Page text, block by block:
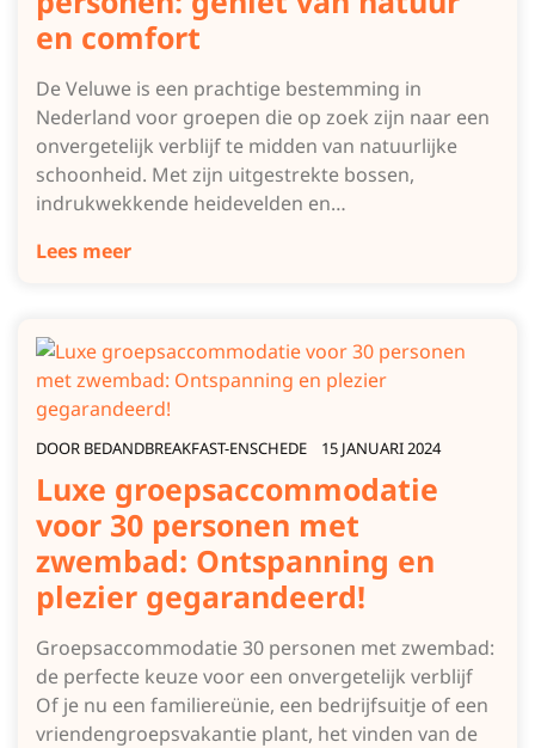
en comfort
De Veluwe is een prachtige bestemming in
Nederland voor groepen die op zoek zijn naar een
onvergetelijk verblijf te midden van natuurlijke
schoonheid. Met zijn uitgestrekte bossen,
indrukwekkende heidevelden en…
Lees meer
DOOR BEDANDBREAKFAST-ENSCHEDE 15 JANUARI 2024
Luxe groepsaccommodatie
voor 30 personen met
zwembad: Ontspanning en
plezier gegarandeerd!
Groepsaccommodatie 30 personen met zwembad:
de perfecte keuze voor een onvergetelijk verblijf
Of je nu een familiereünie, een bedrijfsuitje of een
vriendengroepsvakantie plant, het vinden van de